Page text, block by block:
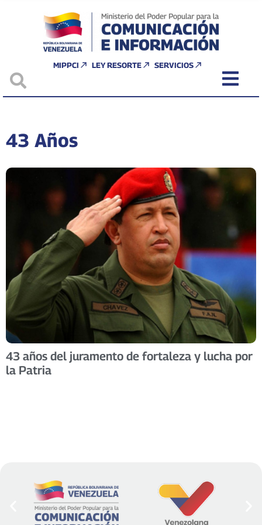
MIPPCI LEY RESORTE SERVICIOS
43 Años
43 años del juramento de fortaleza y lucha por
la Patria